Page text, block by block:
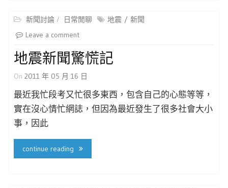
新聞討論 日常閒聊 地震
新聞
Leave a comment
地震新聞驚慌記
On 2011 年 05 月 16 日
最近我忙段考又忙很多東西，包含自己的心態等等，
實在沒心情忙網誌，但因為最近發生了很多社會大小
事，因此
continue reading